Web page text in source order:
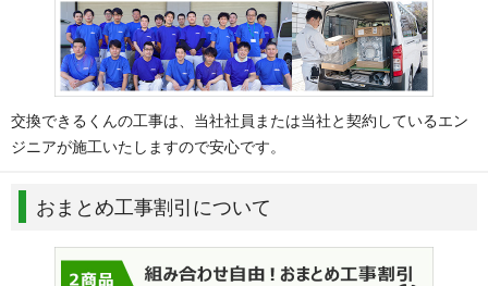
交換できるくんの工事は、当社社員または当社と契約しているエン
ジニアが施工いたしますので安心です。
おまとめ工事割引について